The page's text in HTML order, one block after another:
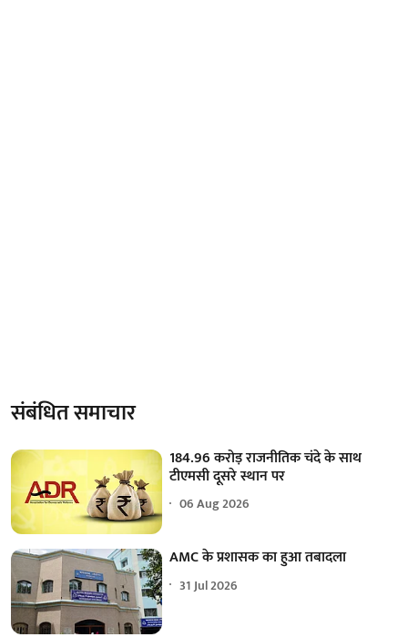
संबंधित समाचार
184.96 करोड़ राजनीतिक चंदे के साथ
टीएमसी दूसरे स्थान पर
06 Aug 2026
AMC के प्रशासक का हुआ तबादला
31 Jul 2026